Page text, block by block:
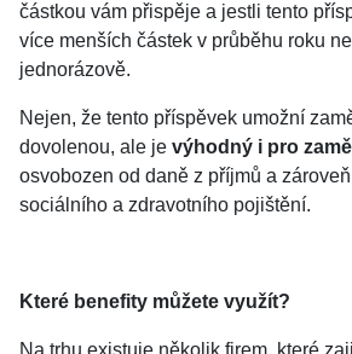
částkou vám přispěje a jestli tento
více menších částek v průběhu roku
jednorázově.
Nejen, že tento příspěvek umožní
dovolenou, ale je výhodný i pro
osvobozen od daně z příjmů a
sociálního a zdravotního pojištění.
Které benefity můžete využít?
Na trhu existuje několik firem, které